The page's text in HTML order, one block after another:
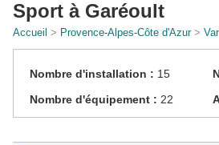
Sport à Garéoult
Accueil > Provence-Alpes-Côte d'Azur> Var
Nombre d'installation : 15
Nombre d'équipement : 22